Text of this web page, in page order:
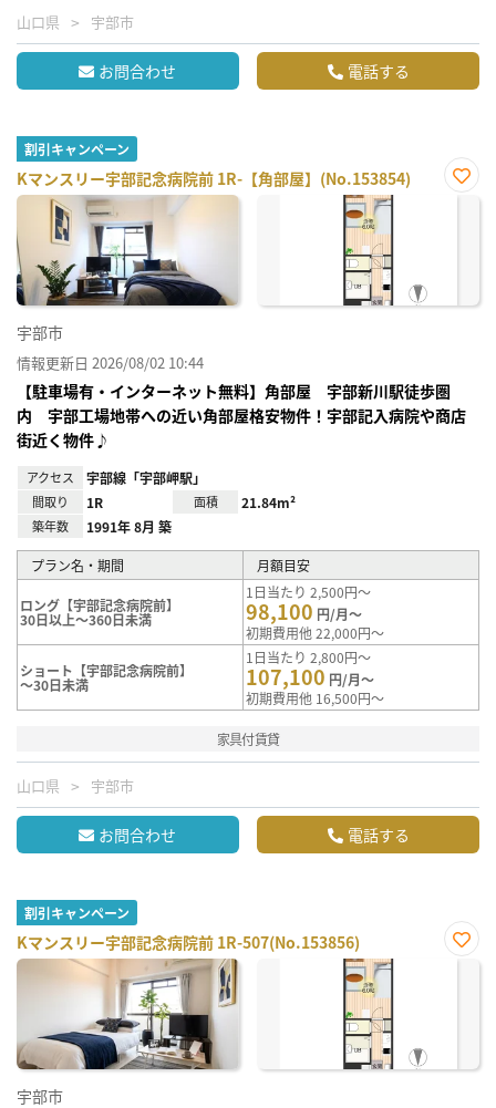
山口県 宇部市
お問合わせ 電話する
割引キャンペーン
Kマンスリー宇部記念病院前 1R-【角部屋】(No.153854)
お気
宇部市
情報更新日 2026/08/02 10:44
【駐車場有・インターネット無料】角部屋 宇部新川駅徒歩圏
内 宇部工場地帯への近い角部屋格安物件！宇部記入病院や商店
街近く物件♪
アクセス 宇部線「宇部岬駅」
間取り 1R 面積 21.84m²
築年数 1991年 8月 築
プラン名・期間 月額目安
ロング【宇部記念病院前】
30日以上～360日未満
1日当たり 2,500円～
98,100 円/月～
初期費用他 22,000円～
ショート【宇部記念病院前】
～30日未満
1日当たり 2,800円～
107,100 円/月～
初期費用他 16,500円～
家具付賃貸
山口県 宇部市
お問合わせ 電話する
割引キャンペーン
Kマンスリー宇部記念病院前 1R-507(No.153856)
お気
宇部市